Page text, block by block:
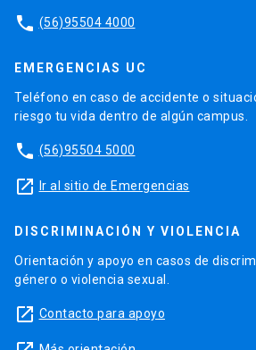
phone (56)95504 4000
EMERGENCIAS UC
Teléfono en caso de accidente o
riesgo tu vida dentro de algún campus.
phone (56)95504 5000
launch Ir al sitio de Emergencias
DISCRIMINACIÓN Y VIOLENCIA
Orientación y apoyo en casos de
género o violencia sexual.
launch Contacto para apoyo